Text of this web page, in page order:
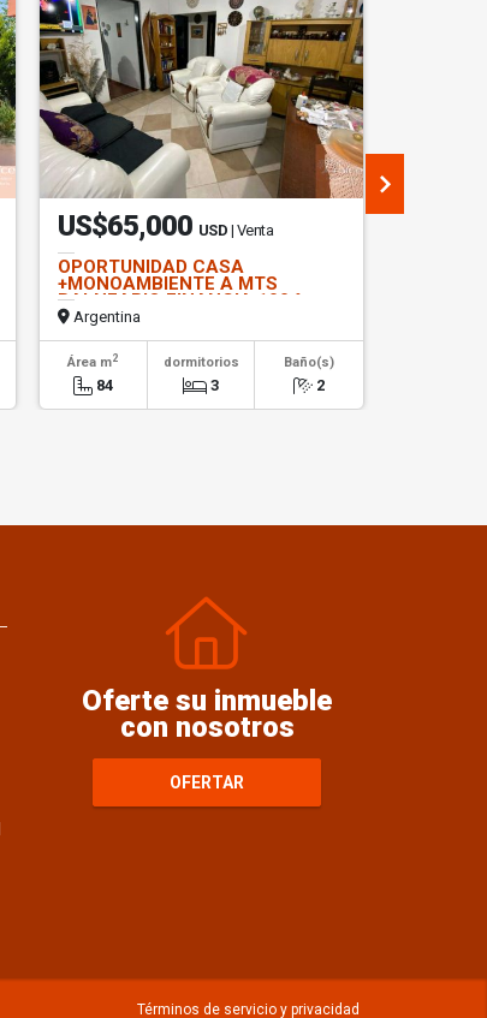
US$65,000 USD | Venta
OPORTUNIDAD CASA
+MONOAMBIENTE A MTS
BALNEARIO FINANCIA 100 %
PESOS
Argentina
Área m2
84
dormitorios
3
Baño(s)
2
Oferte su inmueble
con nosotros
OFERTAR
Términos de servicio y privacidad